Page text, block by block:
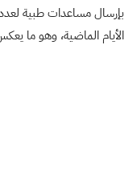
بإرسال مساعدات طبية
الأيام الماضية، وهو ما